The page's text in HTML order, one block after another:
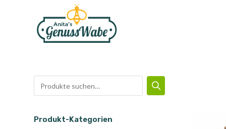
Produkt-Kategorien